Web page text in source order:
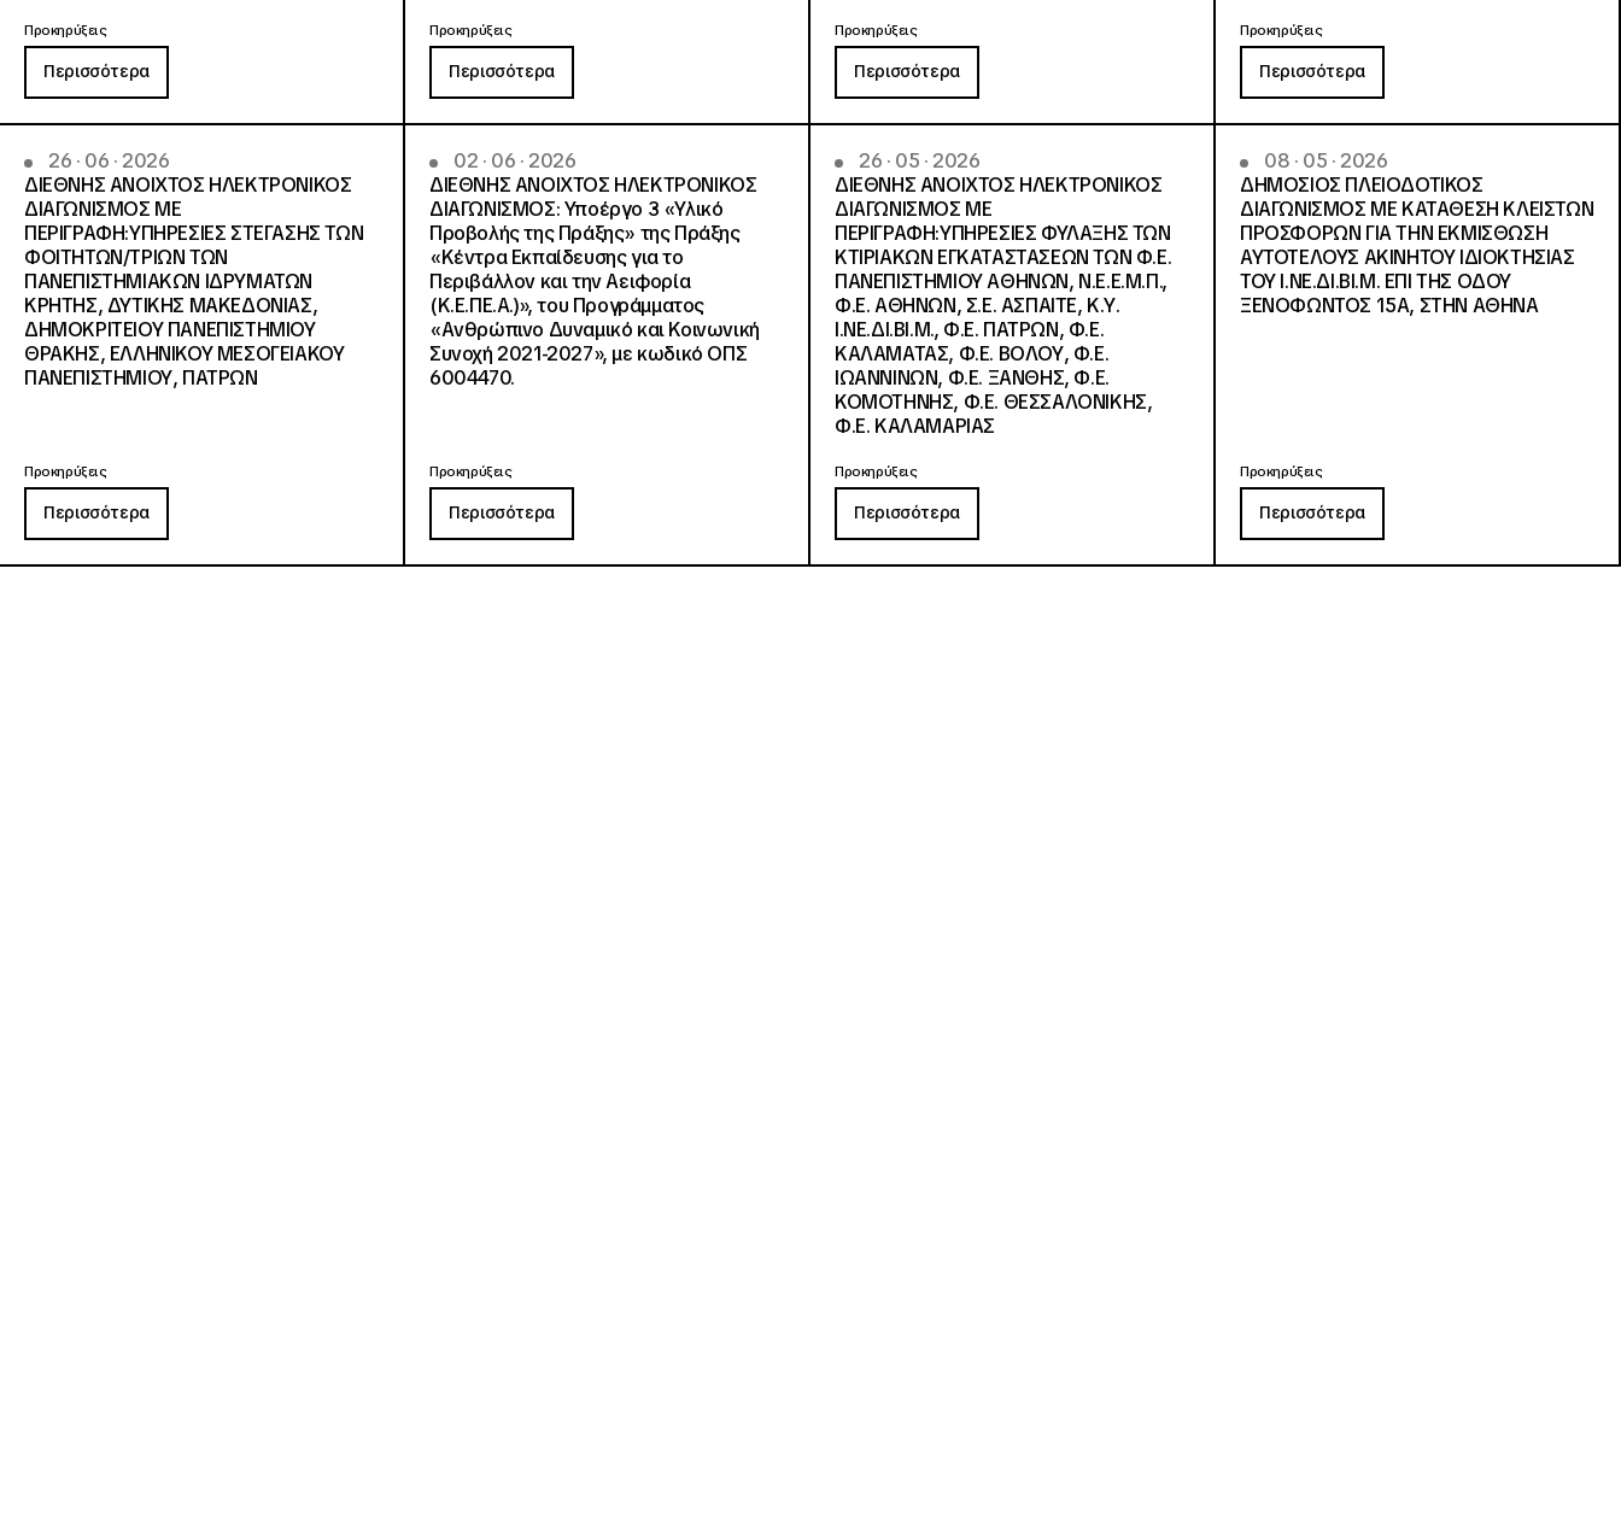
Προκηρύξεις
Περισσότερα
Προκηρύξεις
Περισσότερα
Προκηρύξεις
Περισσότερα
Προκηρύξεις
Περισσότερα
26 · 06 · 2026
ΔΙΕΘΝΗΣ ΑΝΟΙΧΤΟΣ ΗΛΕΚΤΡΟΝΙΚΟΣ
ΔΙΑΓΩΝΙΣΜΟΣ ΜΕ
ΠΕΡΙΓΡΑΦΗ:ΥΠΗΡΕΣΙΕΣ ΣΤΕΓΑΣΗΣ ΤΩΝ
ΦΟΙΤΗΤΩΝ/ΤΡΙΩΝ ΤΩΝ
ΠΑΝΕΠΙΣΤΗΜΙΑΚΩΝ ΙΔΡΥΜΑΤΩΝ
KΡΗΤΗΣ, ΔΥΤΙΚΗΣ ΜΑΚΕΔΟΝΙΑΣ,
ΔΗΜΟΚΡΙΤΕΙΟΥ ΠΑΝΕΠΙΣΤΗΜΙΟΥ
ΘΡΑΚΗΣ, ΕΛΛΗΝΙΚΟΥ ΜΕΣΟΓΕΙΑΚΟΥ
ΠΑΝΕΠΙΣΤΗΜΙΟΥ, ΠΑΤΡΩΝ
Προκηρύξεις
Περισσότερα
02 · 06 · 2026
ΔΙΕΘΝΗΣ ΑΝΟΙΧΤΟΣ ΗΛΕΚΤΡΟΝΙΚΟΣ
ΔΙΑΓΩΝΙΣΜΟΣ: Υποέργο 3 «Υλικό
Προβολής της Πράξης» της Πράξης
«Κέντρα Εκπαίδευσης για το
Περιβάλλον και την Αειφορία
(Κ.Ε.ΠΕ.Α.)», του Προγράμματος
«Ανθρώπινο Δυναμικό και Κοινωνική
Συνοχή 2021-2027», με κωδικό ΟΠΣ
6004470.
Προκηρύξεις
Περισσότερα
26 · 05 · 2026
ΔΙΕΘΝΗΣ ΑΝΟΙΧΤΟΣ ΗΛΕΚΤΡΟΝΙΚΟΣ
ΔΙΑΓΩΝΙΣΜΟΣ ΜΕ
ΠΕΡΙΓΡΑΦΗ:ΥΠΗΡΕΣΙΕΣ ΦΥΛΑΞΗΣ ΤΩΝ
ΚΤΙΡΙΑΚΩΝ ΕΓΚΑΤΑΣΤΑΣΕΩΝ ΤΩΝ Φ.Ε.
ΠΑΝΕΠΙΣΤΗΜΙΟΥ ΑΘΗΝΩΝ, Ν.Ε.Ε.Μ.Π.,
Φ.Ε. ΑΘΗΝΩΝ, Σ.Ε. ΑΣΠΑΙΤΕ, Κ.Υ.
Ι.ΝΕ.ΔΙ.ΒΙ.Μ., Φ.Ε. ΠΑΤΡΩΝ, Φ.Ε.
ΚΑΛΑΜΑΤΑΣ, Φ.Ε. ΒΟΛΟΥ, Φ.Ε.
ΙΩΑΝΝΙΝΩΝ, Φ.Ε. ΞΑΝΘΗΣ, Φ.Ε.
ΚΟΜΟΤΗΝΗΣ, Φ.Ε. ΘΕΣΣΑΛΟΝΙΚΗΣ,
Φ.Ε. ΚΑΛΑΜΑΡΙΑΣ
Προκηρύξεις
Περισσότερα
08 · 05 · 2026
ΔΗΜΟΣΙΟΣ ΠΛΕΙΟΔΟΤΙΚΟΣ
ΔΙΑΓΩΝΙΣΜΟΣ ΜΕ ΚΑΤΑΘΕΣΗ ΚΛΕΙΣΤΩΝ
ΠΡΟΣΦΟΡΩΝ ΓΙΑ ΤΗΝ ΕΚΜΙΣΘΩΣΗ
ΑΥΤΟΤΕΛΟΥΣ ΑΚΙΝΗΤΟΥ ΙΔΙΟΚΤΗΣΙΑΣ
ΤΟΥ Ι.ΝΕ.ΔΙ.ΒΙ.Μ. ΕΠΙ ΤΗΣ ΟΔΟΥ
ΞΕΝΟΦΩΝΤΟΣ 15Α, ΣΤΗΝ ΑΘΗΝΑ
Προκηρύξεις
Περισσότερα